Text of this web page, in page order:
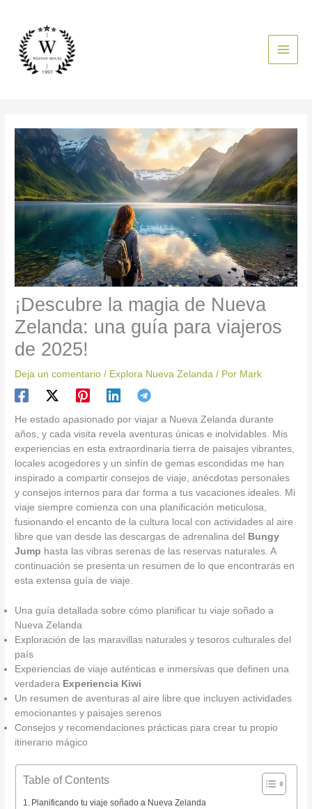
contenido
¡Descubre la magia de Nueva
Zelanda: una guía para viajeros
de 2025!
Deja un comentario / Explora Nueva Zelanda / Por Mark
He estado apasionado por viajar a Nueva Zelanda durante
años, y cada visita revela aventuras únicas e inolvidables. Mis
experiencias en esta extraordinaria tierra de paisajes vibrantes,
locales acogedores y un sinfín de gemas escondidas me han
inspirado a compartir consejos de viaje, anécdotas personales
y consejos internos para dar forma a tus vacaciones ideales. Mi
viaje siempre comienza con una planificación meticulosa,
fusionando el encanto de la cultura local con actividades al aire
libre que van desde las descargas de adrenalina del
Bungy
Jump hasta las vibras serenas de las reservas naturales. A
continuación se presenta un resumen de lo que encontrarás en
esta extensa guía de viaje.
Una guía detallada sobre cómo planificar tu viaje soñado a
Nueva Zelanda
Exploración de las maravillas naturales y tesoros culturales del
país
Experiencias de viaje auténticas e inmersivas que definen una
verdadera Experiencia Kiwi
Un resumen de aventuras al aire libre que incluyen actividades
emocionantes y paisajes serenos
Consejos y recomendaciones prácticas para crear tu propio
itinerario mágico
Table of Contents
Planificando tu viaje soñado a Nueva Zelanda